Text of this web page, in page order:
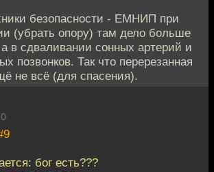
безопасности - ЕМНИП при
(убрать опору) там дело больше
в сдваливании сонных артерий и
позвонков. Так что перерезанная
не всё (для спасения).
бог есть???